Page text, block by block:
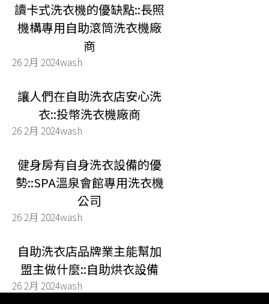
讀卡式洗衣機的優缺點::長照
機構專用自助滾筒洗衣機廠
商
26 2月 2024wash
讓人們在自助洗衣店安心洗
衣::投幣洗衣機廠商
26 2月 2024wash
健身房有自身洗衣設備的優
勢::SPA溫泉會館專用洗衣機
公司
26 2月 2024wash
自助洗衣店品牌業主能幫加
盟主做什麼::自助烘衣設備
26 2月 2024wash